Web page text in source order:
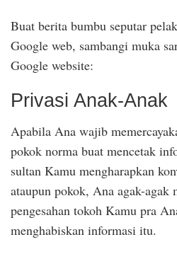
Buat berita bumbu seputar
Google web, sambangi muka
Google website:
Privasi Anak-Anak
Apabila Ana wajib
pokok norma buat mencetak
sultan Kamu mengharapkan
ataupun pokok, Ana agak-agak
pengesahan tokoh Kamu pra
menghabiskan informasi itu.